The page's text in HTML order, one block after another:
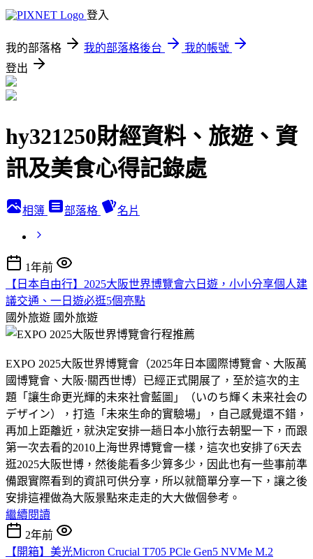
登入
我的部落格 我的部落格後台
我的帳號
登出
hy321250財經資料、旅遊、資
訊及美食心得記錄處
相簿 部落格 名片
1年前
【日本自由行】2025大阪世界博覽會六日遊，小小分享個人建
議交通、一日遊必逛5個亮點
國外旅遊 國外旅遊
EXPO 2025大阪世界博覽會（2025年日本國際博覽會、大阪萬
國博覽會、大阪·關西世博）已經正式開展了，至於這次的主
題「讓生命更光輝的未來社會藍圖」（いのち輝く未来社会の
デザイン），打造「未來生命的實驗場」，自己感覺還不錯，
再加上距離近，就決定安排一趟日本小旅行去朝聖一下，而跟
第一次去看的2010上海世界博覽會一樣，這次也安排了6天去
逛2025大阪世博，然後能看多少算多少，因此也有一些事前準
備跟實際看到的資訊可供分享，所以就簡單分享一下，讓之後
安排這裡做為大阪景點來走走的大大做個參考。
繼續閱讀
2年前
【開箱】美光Micron Crucial T705 PCle Gen5 NVMe M.2